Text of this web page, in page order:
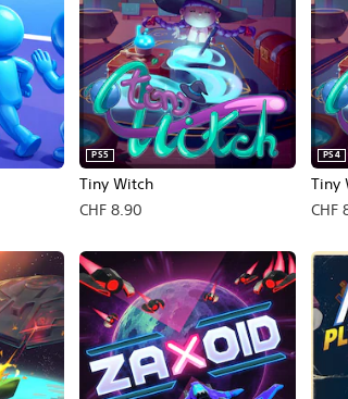
Tiny Witch
PS5
CHF 8.90
Tiny
PS4
CHF